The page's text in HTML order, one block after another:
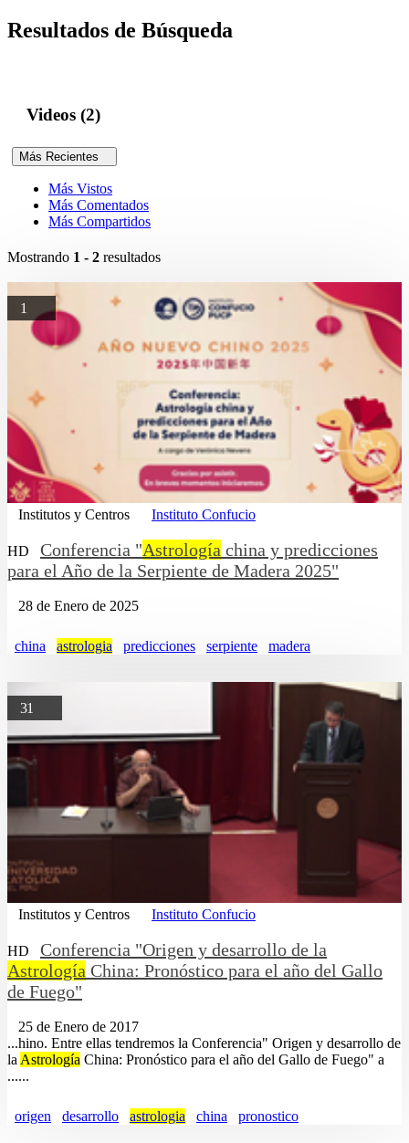
Resultados de Búsqueda
Videos (2)
Más Recientes
Más Vistos
Más Comentados
Más Compartidos
Mostrando 1 - 2 resultados
1
Institutos y Centros Instituto Confucio
HD Conferencia "Astrología china y predicciones
para el Año de la Serpiente de Madera 2025"
28 de Enero de 2025
china astrologia predicciones serpiente madera
31
Institutos y Centros Instituto Confucio
HD
Conferencia "Origen y desarrollo de la
Astrología China: Pronóstico para el año del Gallo
de Fuego"
25 de Enero de 2017
...hino. Entre ellas tendremos la Conferencia" Origen y desarrollo de
la Astrología China: Pronóstico para el año del Gallo de Fuego" a
......
origen desarrollo astrologia china pronostico